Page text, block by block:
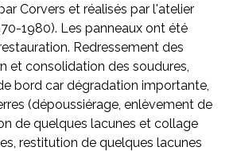
Corvers et réalisés par l'atelier
1980). Les panneaux ont été
Redressement des
et consolidation des soudures,
bord car dégradation importante,
(dépoussiérage, enlèvement de
de quelques lacunes et collage
restitution de quelques lacunes